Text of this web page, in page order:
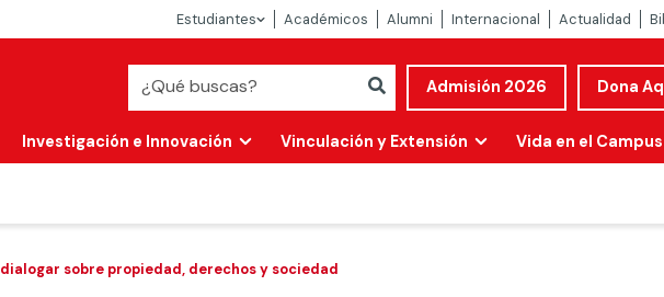
Estudiantes Académicos Alumni Internacional Actualidad
Admisión 2026 Dona
Investigación e Innovación Vinculación y Extensión Vida en el Campus
sobre propiedad, derechos y sociedad